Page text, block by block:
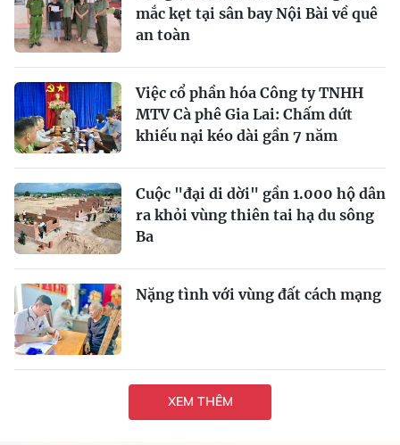
mắc kẹt tại sân bay Nội Bài về quê
an toàn
Việc cổ phần hóa Công ty TNHH
MTV Cà phê Gia Lai: Chấm dứt
khiếu nại kéo dài gần 7 năm
Cuộc "đại di dời" gần 1.000 hộ dân
ra khỏi vùng thiên tai hạ du sông
Ba
Nặng tình với vùng đất cách mạng
XEM THÊM